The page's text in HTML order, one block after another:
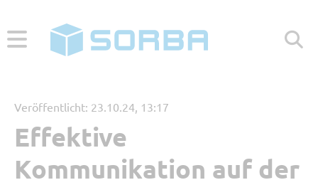
ABONNIERENZUR WEBSEITE
Menü
Veröffentlicht: 23.10.24, 13:17
Effektive
Kommunikation auf der